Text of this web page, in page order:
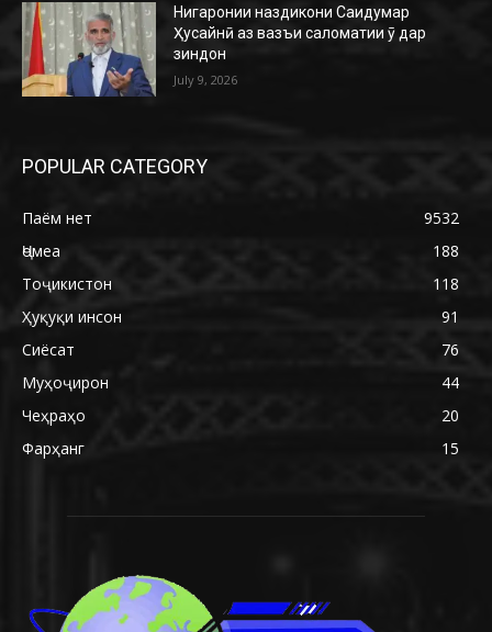
Нигаронии наздикони Саидумар
Ҳусайнӣ аз вазъи саломатии ӯ дар
зиндон
July 9, 2026
POPULAR CATEGORY
Паём нет
9532
Ҷомеа
188
Тоҷикистон
118
Ҳуқуқи инсон
91
Сиёсат
76
Муҳоҷирон
44
Чеҳраҳо
20
Фарҳанг
15